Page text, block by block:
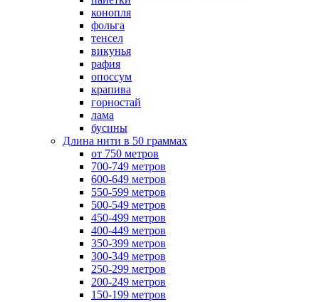
конопля
фольга
тенсел
викунья
рафия
опоссум
крапива
горностай
лама
бусины
Длина нити в 50 граммах
от 750 метров
700-749 метров
600-649 метров
550-599 метров
500-549 метров
450-499 метров
400-449 метров
350-399 метров
300-349 метров
250-299 метров
200-249 метров
150-199 метров